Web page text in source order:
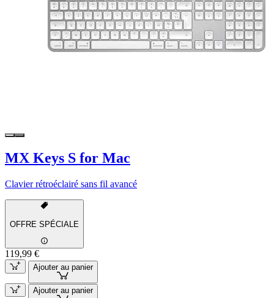
MX Keys S for Mac
Clavier rétroéclairé sans fil avancé
OFFRE SPÉCIALE
119,99 €
Ajouter au panier
Ajouter au panier